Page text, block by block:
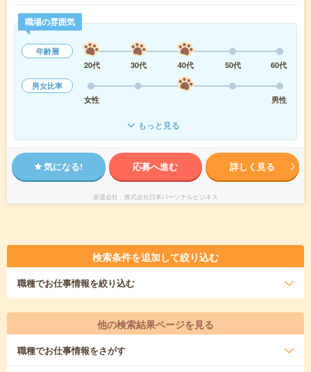
職場の雰囲気
年齢層
20代
30代 40代 50代
60代
男女比率
女性
男性
もっと見る
気になる! 応募へ進む 詳しく見る
派遣会社 株式会社日本パーソナルビジネス
検索条件を追加して絞り込む
職種でお仕事情報を絞り込む
他の検索結果ページを見る
職種でお仕事情報をさがす